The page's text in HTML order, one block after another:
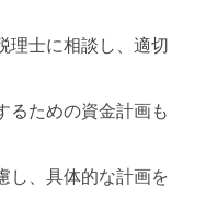
理士に相談し、適切
るための資金計画も
し、具体的な計画を